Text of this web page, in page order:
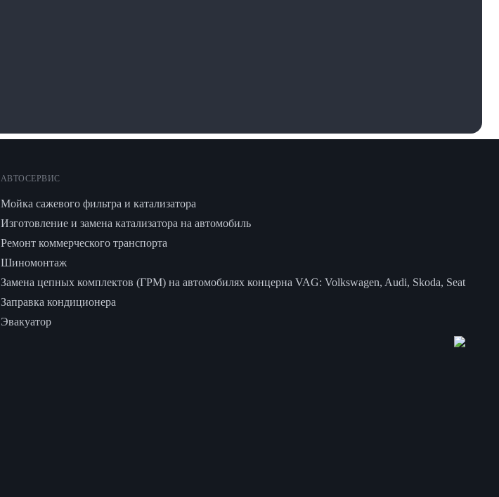
АВТОСЕРВИС
Мойка сажевого фильтра и катализатора
Изготовление и замена катализатора на автомобиль
Ремонт коммерческого транспорта
Шиномонтаж
Замена цепных комплектов (ГРМ) на автомобилях концерна VAG: Volkswagen, Audi, Skoda, Seat
Заправка кондиционера
Эвакуатор